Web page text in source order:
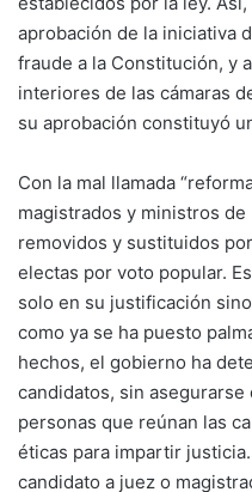
aprobación de la iniciativa
fraude a la Constitución, y
interiores de las cámaras
su aprobación constituyó
Con la mal llamada
magistrados y ministros
removidos y sustituidos
electas por voto popular.
solo en su justificación
como ya se ha puesto
hechos, el gobierno ha
candidatos, sin
personas que reúnan las
éticas para impartir
candidato a juez o